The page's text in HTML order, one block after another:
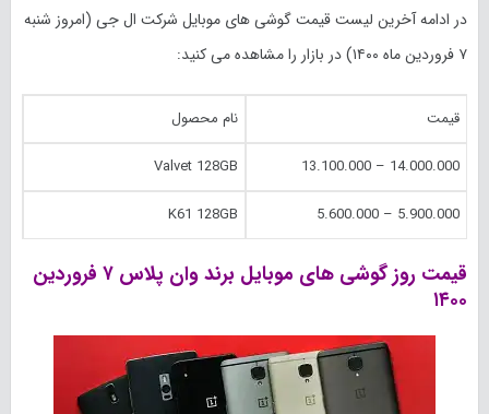
در ادامه آخرین لیست قیمت گوشی های موبایل شرکت ال جی (امروز شنبه
۷ فروردین ماه ۱۴۰۰) در بازار را مشاهده می کنید:
قیمت نام محصول
14.000.000 – 13.100.000
Valvet 128GB
5.900.000 – 5.600.000
K61 128GB
قیمت روز گوشی های موبایل برند وان پلاس ۷ فروردین
۱۴۰۰